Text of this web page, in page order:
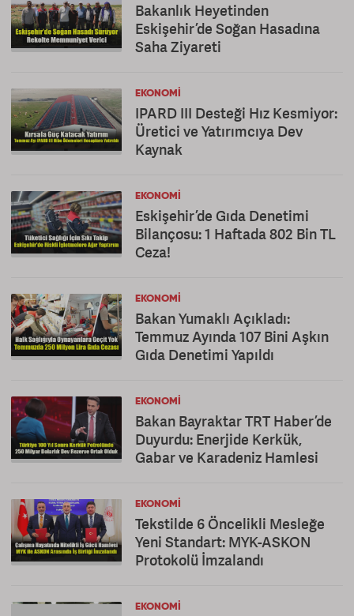
Bakanlık Heyetinden
Eskişehir’de Soğan Hasadına
Saha Ziyareti
EKONOMI
IPARD III Desteği Hız Kesmiyor:
Üretici ve Yatırımcıya Dev
Kaynak
EKONOMI
Eskişehir’de Gıda Denetimi
Bilançosu: 1 Haftada 802 Bin TL
Ceza!
EKONOMI
Bakan Yumaklı Açıkladı:
Temmuz Ayında 107 Bini Aşkın
Gıda Denetimi Yapıldı
EKONOMI
Bakan Bayraktar TRT Haber’de
Duyurdu: Enerjide Kerkük,
Gabar ve Karadeniz Hamlesi
EKONOMI
Tekstilde 6 Öncelikli Mesleğe
Yeni Standart: MYK-ASKON
Protokolü İmzalandı
EKONOMI